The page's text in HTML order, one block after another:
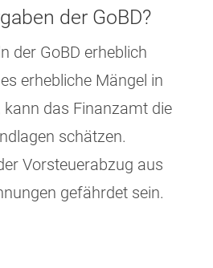
der GoBD?
der GoBD erheblich
erhebliche Mängel in
das Finanzamt die
schätzen.
Vorsteuerabzug aus
gefährdet sein.